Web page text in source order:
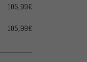
105,99€
105,99€